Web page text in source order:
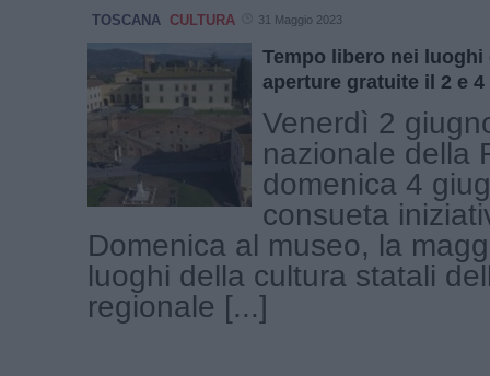
TOSCANA CULTURA 31 Maggio 2023
Tempo libero nei
aperture gratuite il 2 e
Venerdì 2
nazionale della
domenica 4
consueta
Domenica al museo, la
luoghi della cultura statali
regionale [...]